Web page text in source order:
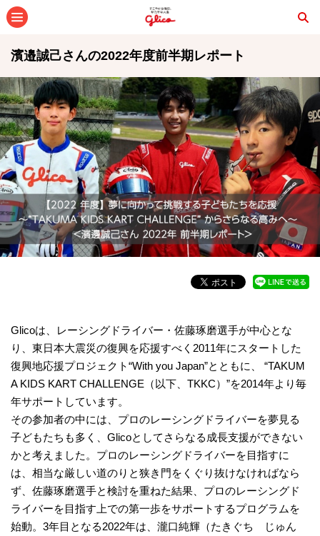
濱邉誠己さんの2022年度前半期レポート
Glicoは、レーシングドライバー・佐藤琢磨選手が中心とな
り、東日本大震災の復興を応援すべく2011年にスタートした
復興地応援プロジェクト“With you Japan”とともに、 “TAKUM
A KIDS KART CHALLENGE（以下、TKKC）”を2014年より毎
年サポートしています。
その参加者の中には、プロのレーシングドライバーを夢見る
子どもたちも多く、Glicoとしてさらなる成長支援ができない
かと考えました。プロのレーシングドライバーを目指すに
は、相当な厳しい道のりと狭き門をくぐり抜けなければなら
ず、佐藤琢磨選手と検討を重ねた結果、プロのレーシングド
ライバーを目指す上での第一歩をサポートするプログラムを
始動。3年目となる2022年は、瀧口純輝（たきぐち じゅん